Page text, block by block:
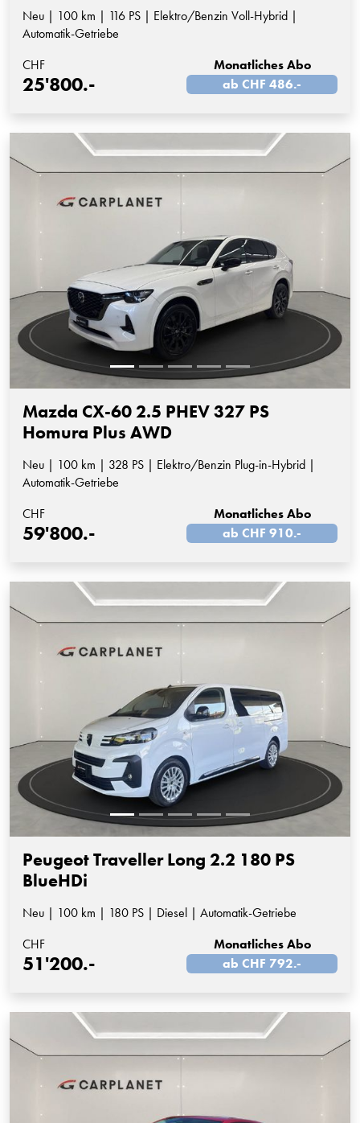
Neu | 100 km | 116 PS | Elektro/Benzin Voll-Hybrid |
Automatik-Getriebe
CHF
25'800.-
Monatliches Abo
ab CHF 486.-
Mazda CX-60 2.5 PHEV 327 PS
Homura Plus AWD
Neu | 100 km | 328 PS | Elektro/Benzin Plug-in-Hybrid |
Automatik-Getriebe
CHF
59'800.-
Monatliches Abo
ab CHF 910.-
Peugeot Traveller Long 2.2 180 PS
BlueHDi
Neu | 100 km | 180 PS | Diesel | Automatik-Getriebe
CHF
51'200.-
Monatliches Abo
ab CHF 792.-